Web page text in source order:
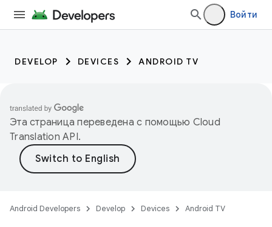
Войти
DEVELOP DEVICES ANDROID TV
Эта страница переведена с помощью Cloud
Translation API.
Android Developers Develop Devices Android TV